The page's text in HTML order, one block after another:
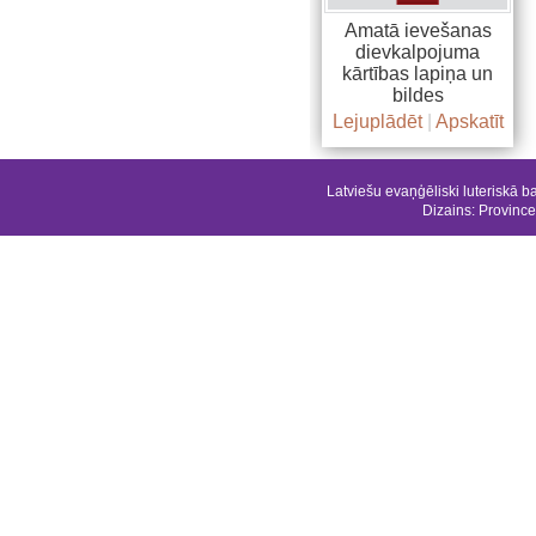
Amatā ievešanas
dievkalpojuma
kārtības lapiņa un
bildes
Lejuplādēt| Apskatīt
Latviešu evaņģēliski luteriskā
Dizains: